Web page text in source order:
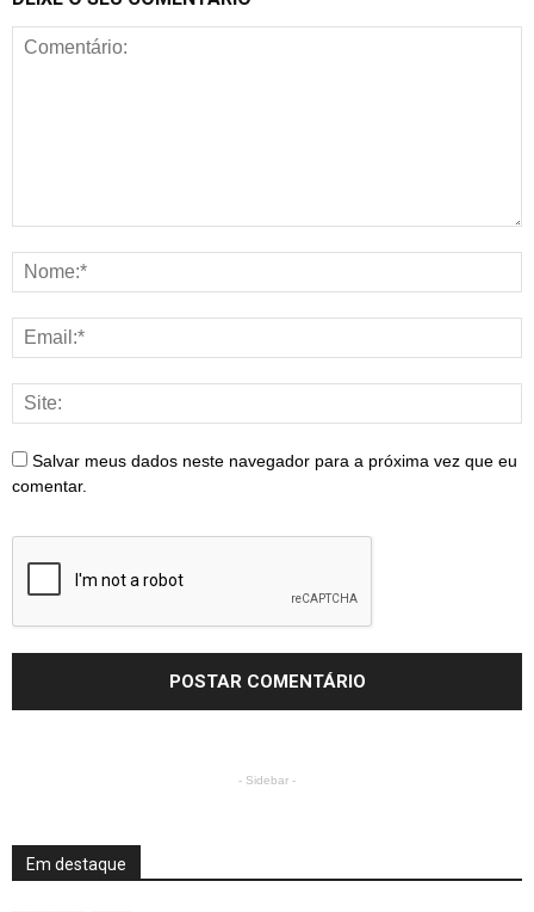
Salvar meus dados neste navegador para a próxima vez que eu
comentar.
- Sidebar -
Em destaque